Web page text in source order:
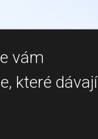
vám
které dávají